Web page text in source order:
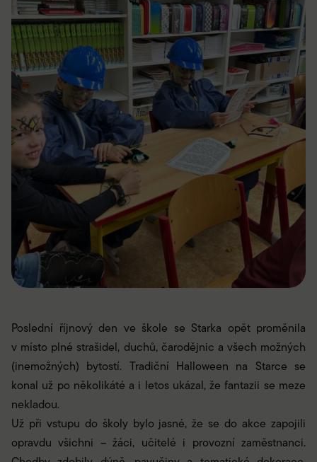
Poslední říjnový den ve škole se Starka opět proměnila
v místo plné strašidel, duchů, čarodějnic a všech možných
(inemožných) bytostí. Tradiční Halloween na Starce se
konal už po několikáté a i letos ukázal, že fantazii se meze
nekladou.
Už při vstupu do školy bylo jasné, že se do akce zapojili
opravdu všichni – žáci, učitelé i provozní zaměstnanci.